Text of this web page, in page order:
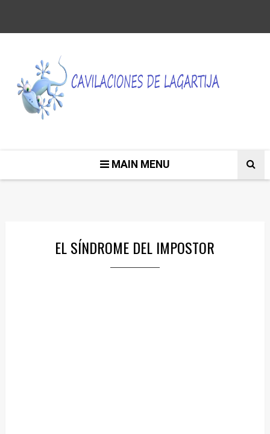
MAIN MENU
EL SÍNDROME DEL IMPOSTOR